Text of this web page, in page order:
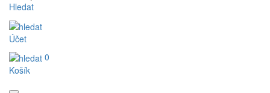
Hledat
Účet
0
Košík